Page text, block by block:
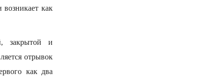
как
закрытой и
отрывок
как два